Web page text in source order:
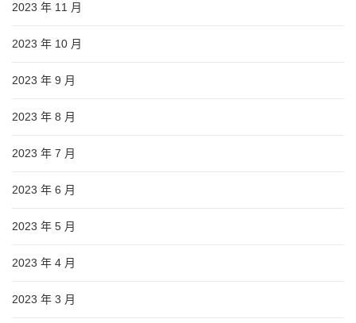
2023 年 11 月
2023 年 10 月
2023 年 9 月
2023 年 8 月
2023 年 7 月
2023 年 6 月
2023 年 5 月
2023 年 4 月
2023 年 3 月